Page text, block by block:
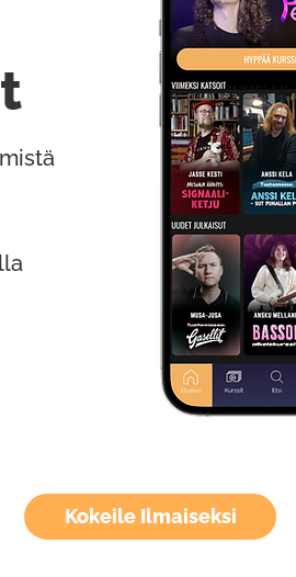
Kokeile Ilmaiseksi